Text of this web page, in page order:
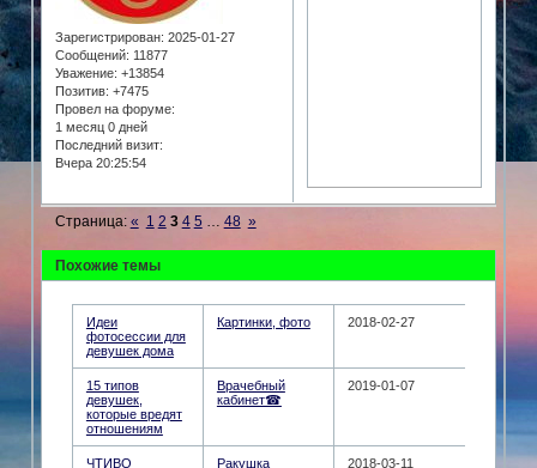
Зарегистрирован: 2025-01-27
Сообщений: 11877
Уважение: +13854
Позитив: +7475
Провел на форуме:
1 месяц 0 дней
Последний визит:
Вчера 20:25:54
Страница: « 1 2 3 4 5 … 48 »
Похожие темы
Идеи
фотосессии для
девушек дома
Картинки, фото 2018-02-27
15 типов
девушек,
которые вредят
отношениям
Врачебный
кабинет☎
2019-01-07
ЧТИВО Ракушка 2018-03-11